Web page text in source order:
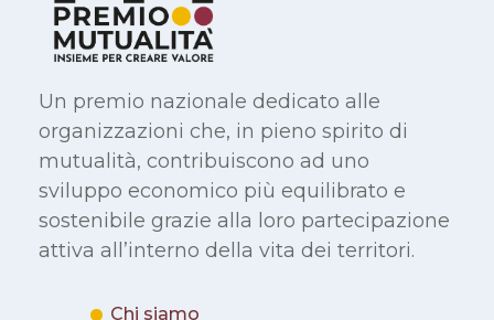
Un premio nazionale dedicato alle
organizzazioni che, in pieno spirito di
mutualità, contribuiscono ad uno
sviluppo economico più equilibrato e
sostenibile grazie alla loro partecipazione
attiva all’interno della vita dei territori.
Chi siamo